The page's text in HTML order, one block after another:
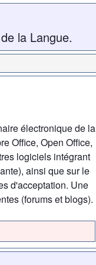
la Langue.
électronique de la
Office, Open Office,
logiciels intégrant
ainsi que sur le
d'acceptation. Une
(forums et blogs).